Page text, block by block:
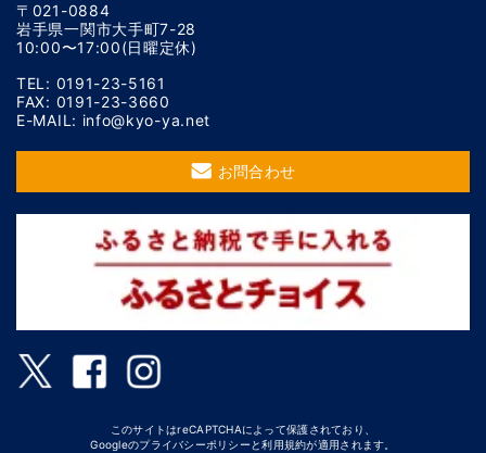
〒021-0884
岩手県一関市大手町7-28
10:00〜17:00(日曜定休)
TEL: 0191-23-5161
FAX: 0191-23-3660
E-MAIL: info@kyo-ya.net
お問合わせ
このサイトはreCAPTCHAによって保護されており、
Googleのプライバシーポリシー と利用規約が適用されます。